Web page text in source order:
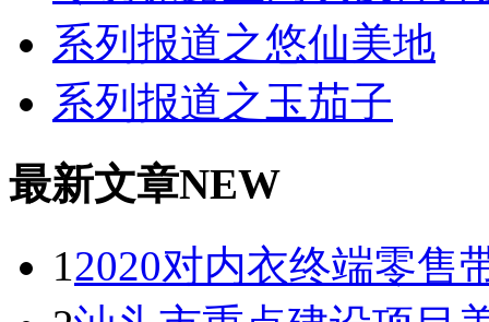
系列报道之悠仙美地
系列报道之玉茄子
最新文章NEW
12020对内衣终端零售